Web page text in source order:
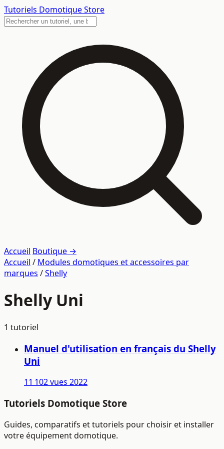
Tutoriels Domotique Store
Accueil Boutique →
Accueil / Modules domotiques et accessoires par
marques /Shelly
Shelly Uni
1 tutoriel
Manuel d'utilisation en français du Shelly
Uni
11 102 vues 2022
Tutoriels Domotique Store
Guides, comparatifs et tutoriels pour choisir et installer
votre équipement domotique.